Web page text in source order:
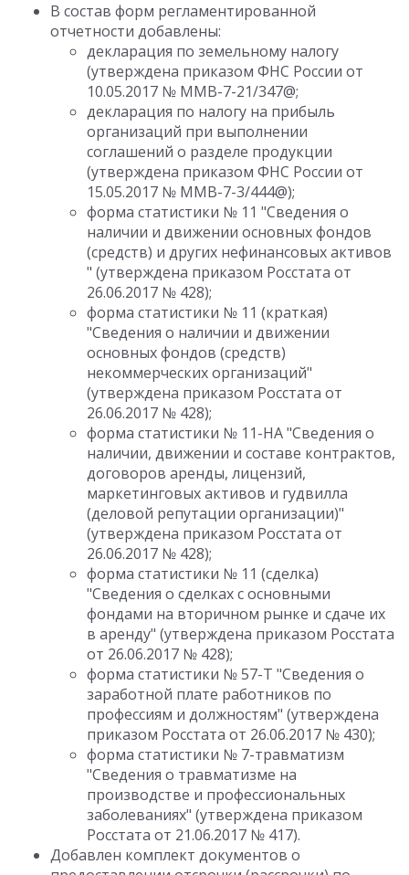
В состав форм регламентированной
отчетности добавлены:
декларация по земельному налогу
(утверждена приказом ФНС России от
10.05.2017 № ММВ-7-21/347@;
декларация по налогу на прибыль
организаций при выполнении
соглашений о разделе продукции
(утверждена приказом ФНС России от
15.05.2017 № ММВ-7-3/444@);
форма статистики № 11 "Сведения о
наличии и движении основных фондов
(средств) и других нефинансовых активов
" (утверждена приказом Росстата от
26.06.2017 № 428);
форма статистики № 11 (краткая)
"Сведения о наличии и движении
основных фондов (средств)
некоммерческих организаций"
(утверждена приказом Росстата от
26.06.2017 № 428);
форма статистики № 11-НА "Сведения о
наличии, движении и составе контрактов,
договоров аренды, лицензий,
маркетинговых активов и гудвилла
(деловой репутации организации)"
(утверждена приказом Росстата от
26.06.2017 № 428);
форма статистики № 11 (сделка)
"Сведения о сделках с основными
фондами на вторичном рынке и сдаче их
в аренду" (утверждена приказом Росстата
от 26.06.2017 № 428);
форма статистики № 57-Т "Сведения о
заработной плате работников по
профессиям и должностям" (утверждена
приказом Росстата от 26.06.2017 № 430);
форма статистики № 7-травматизм
"Сведения о травматизме на
производстве и профессиональных
заболеваниях" (утверждена приказом
Росстата от 21.06.2017 № 417).
Добавлен комплект документов о